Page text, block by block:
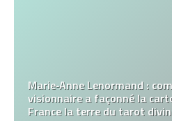
Marie‑Anne Lenormand :
visionnaire a façonné la
France la terre du tarot